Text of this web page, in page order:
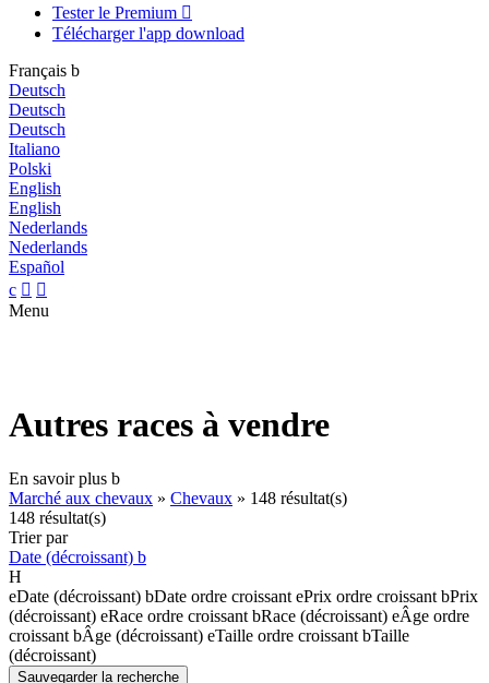
Tester le Premium 
Télécharger l'app download
Français b
Deutsch
Deutsch
Deutsch
Italiano
Polski
English
English
Nederlands
Nederlands
Español
c  
Menu
Autres races à vendre
En savoir plus b
Marché aux chevaux » Chevaux » 148 résultat(s)
148 résultat(s)
Trier par
Date (décroissant) b
H
eDate (décroissant) bDate ordre croissant ePrix ordre croissant bPrix
(décroissant) eRace ordre croissant bRace (décroissant) eÂge ordre
croissant bÂge (décroissant) eTaille ordre croissant bTaille
(décroissant)
Sauvegarder la recherche